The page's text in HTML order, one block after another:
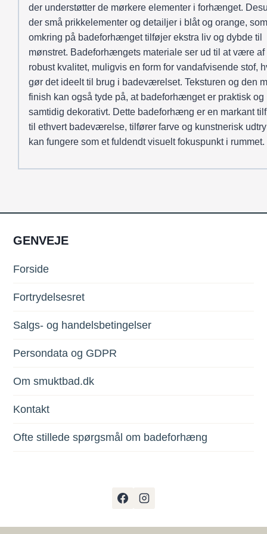
der understøtter de mørkere elementer i forhænget.
der små prikkelementer og detailjer i blåt og orange,
omkring på badeforhænget tilføjer ekstra liv og dybde til
mønstret. Badeforhængets materiale ser ud til at være af
robust kvalitet, muligvis en form for vandafvisende stof,
gør det ideelt til brug i badeværelset. Teksturen og den
finish kan også tyde på, at badeforhænget er praktisk og
samtidig dekorativt. Dette badeforhæng er en markant
til ethvert badeværelse, tilfører farve og kunstnerisk
kan fungere som et fuldendt visuelt fokuspunkt i rummet.
GENVEJE
Forside
Fortrydelsesret
Salgs- og handelsbetingelser
Persondata og GDPR
Om smuktbad.dk
Kontakt
Ofte stillede spørgsmål om badeforhæng